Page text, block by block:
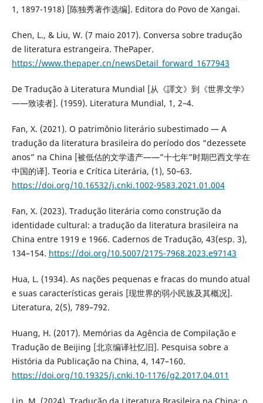
1, 1897-1918) [陈独秀著作选编]. Editora do Povo de Xangai.
Chen, L., & Liu, W. (7 maio 2017). Conversa sobre tradução
de literatura estrangeira. ThePaper.
https://www.thepaper.cn/newsDetail_forward_1677943
De Tradução à Literatura Mundial [从《譯文》到《世界文学》
——致读者]. (1959). Literatura Mundial, 1, 2–4.
Fan, X. (2021). O patrimônio literário subestimado — A
tradução da literatura brasileira do período dos “dezessete
anos” na China [被低估的文学遗产——”十七年”时期巴西文学在
中国的译]. Teoria e Crítica Literária, (1), 50–63.
https://doi.org/10.16532/j.cnki.1002-9583.2021.01.004
Fan, X. (2023). Tradução literária como construção da
identidade cultural: a tradução da literatura brasileira na
China entre 1919 e 1966. Cadernos de Tradução, 43(esp. 3),
134–154. https://doi.org/10.5007/2175-7968.2023.e97143
Hua, L. (1934). As nações pequenas e fracas do mundo atual
e suas características gerais [现世界的弱小民族及其概况].
Literatura, 2(5), 789–792.
Huang, H. (2017). Memórias da Agência de Compilação e
Tradução de Beijing [北京编译社忆旧]. Pesquisa sobre a
História da Publicação na China, 4, 147–160.
https://doi.org/10.19325/j.cnki.10-1176/g2.2017.04.011